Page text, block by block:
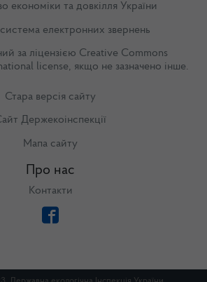
економіки та довкілля України
електронних звернень
за ліцензією Creative Commons
license, якщо не зазначено інше.
Стара версія сайту
Держекоінспекції
Мапа сайту
Про нас
Контакти